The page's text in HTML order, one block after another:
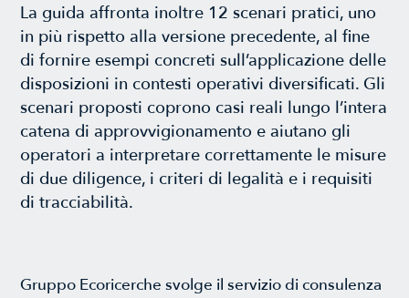
La guida affronta inoltre 12 scenari pratici, uno
in più rispetto alla versione precedente, al fine
di fornire esempi concreti sull’applicazione delle
disposizioni in contesti operativi diversificati. Gli
scenari proposti coprono casi reali lungo l’intera
catena di approvvigionamento e aiutano gli
operatori a interpretare correttamente le misure
di due diligence, i criteri di legalità e i requisiti
di tracciabilità.
Gruppo Ecoricerche svolge il servizio di consulenza